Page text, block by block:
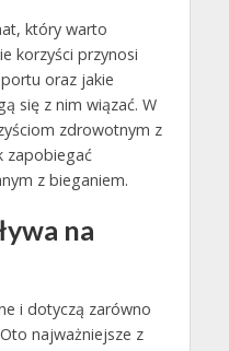
który warto
korzyści przynosi
oraz jakie
się z nim wiązać. W
zdrowotnym z
zapobiegać
z bieganiem.
na
i dotyczą zarówno
najważniejsze z